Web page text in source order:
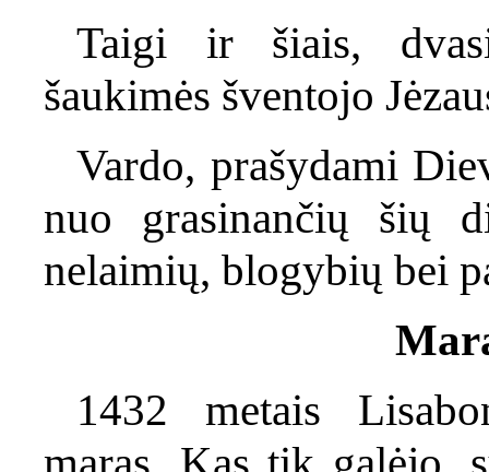
Taigi ir šiais,
šaukimės šventojo
Vardo, prašydami
nuo grasinančių šių
nelaimių, blogybių bei
1432 metais